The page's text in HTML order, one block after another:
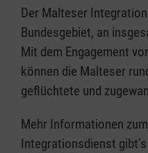
Der Malteser
Bundesgebiet, an
Mit dem Engagement
können die Malteser
geflüchtete und
Mehr Informationen
Integrationsdienst gibt’s